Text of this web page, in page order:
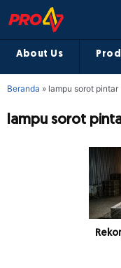
About Us
Beranda » lampu sorot pintar
lampu sorot